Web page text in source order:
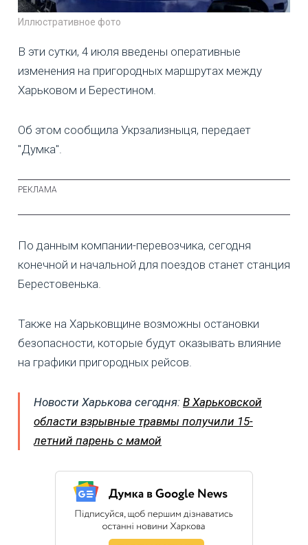
Иллюстративное фото
В эти сутки, 4 июля введены оперативные
изменения на пригородных маршрутах между
Харьковом и Берестином.
Об этом сообщила Укрзализныця, передает
"Думка".
По данным компании-перевозчика, сегодня
конечной и начальной для поездов станет станция
Берестовенька.
Также на Харьковщине возможны остановки
безопасности, которые будут оказывать влияние
на графики пригородных рейсов.
Новости Харькова сегодня: В Харьковской
области взрывные травмы получили 15-
летний парень с мамой